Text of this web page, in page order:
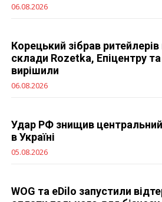
06.08.2026
Корецький зібрав ритейлерів
склади Rozetka, Епіцентру
вирішили
06.08.2026
Удар РФ знищив
в Україні
05.08.2026
WOG та eDilo запустили